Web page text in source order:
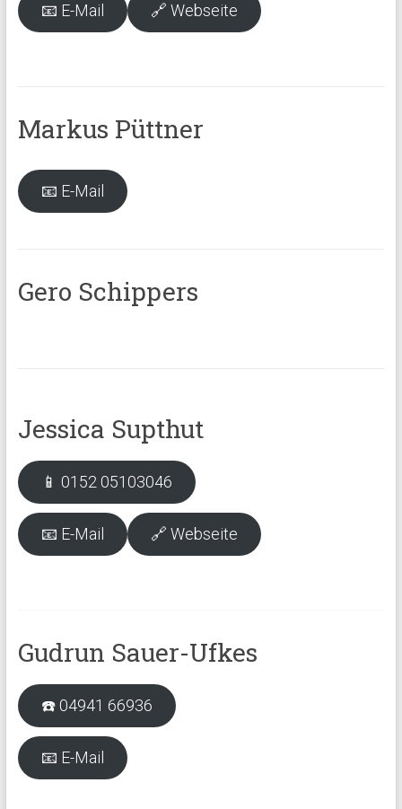
📧 E-Mail 🔗 Webseite
Markus Püttner
📧 E-Mail
Gero Schippers
Jessica Supthut
📱 0152 05103046
📧 E-Mail 🔗 Webseite
Gudrun Sauer-Ufkes
☎️ 04941 66936
📧 E-Mail